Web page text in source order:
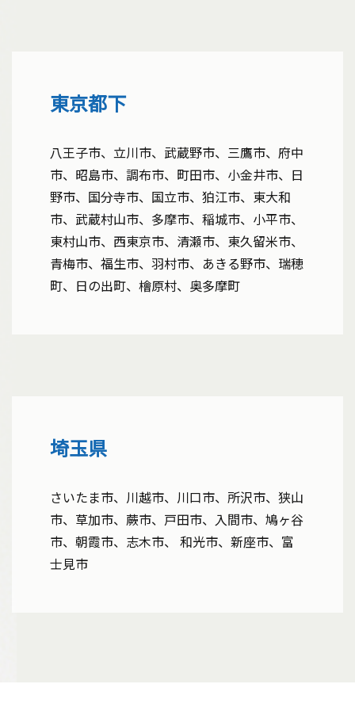
リンクの設定はこちら
東京都下
八王子市、立川市、武蔵野市、三鷹市、府中
市、昭島市、調布市、町田市、小金井市、日
野市、国分寺市、国立市、狛江市、東大和
市、武蔵村山市、多摩市、稲城市、小平市、
東村山市、西東京市、清瀬市、東久留米市、
青梅市、福生市、羽村市、あきる野市、瑞穂
町、日の出町、檜原村、奥多摩町
埼玉県
さいたま市、川越市、川口市、所沢市、狭山
市、草加市、蕨市、戸田市、入間市、鳩ヶ谷
市、朝霞市、志木市、 和光市、新座市、富
士見市